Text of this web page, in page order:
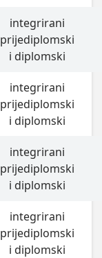
integrirani
prijediplomski
i diplomski
integrirani
prijediplomski
i diplomski
integrirani
prijediplomski
i diplomski
integrirani
prijediplomski
i diplomski